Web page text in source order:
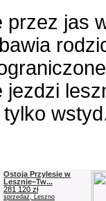
przez jas
jezdzi
Ostoja Przylesie w
Lesznie–Tw...
281 120 zł
sprzedaż, Leszno